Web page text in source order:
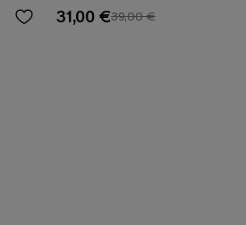
31,00 €39,00 €